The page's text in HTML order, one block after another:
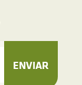
ENVIAR